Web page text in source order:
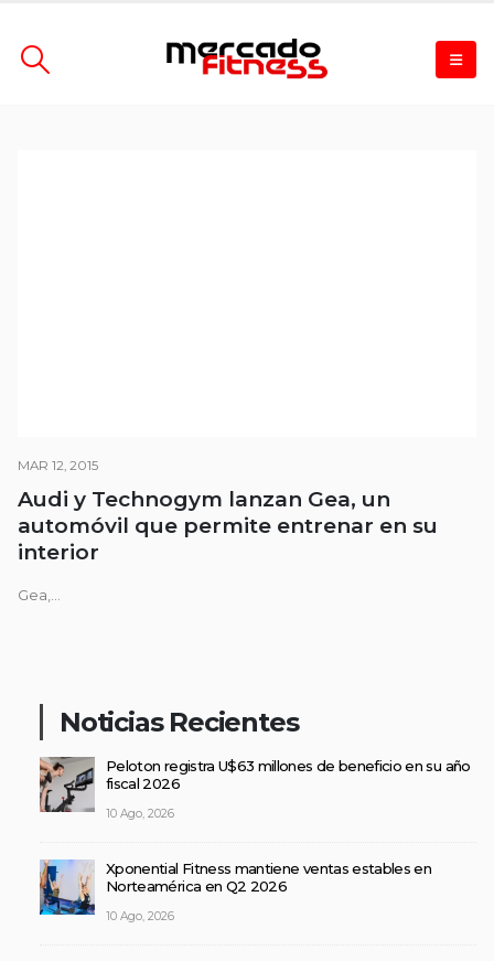
MAR 12, 2015
Audi y Technogym lanzan Gea, un
automóvil que permite entrenar en su
interior
Gea,...
Noticias Recientes
Peloton registra U$63 millones de beneficio en su año
fiscal 2026
10 Ago, 2026
Xponential Fitness mantiene ventas estables en
Norteamérica en Q2 2026
10 Ago, 2026